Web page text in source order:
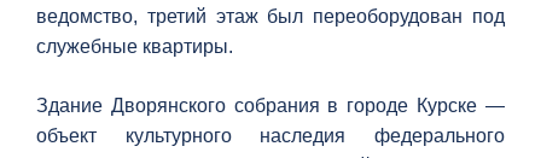
ведомство, третий этаж был переоборудован под
служебные квартиры.
Здание Дворянского собрания в городе Курске —
объект культурного наследия федерального